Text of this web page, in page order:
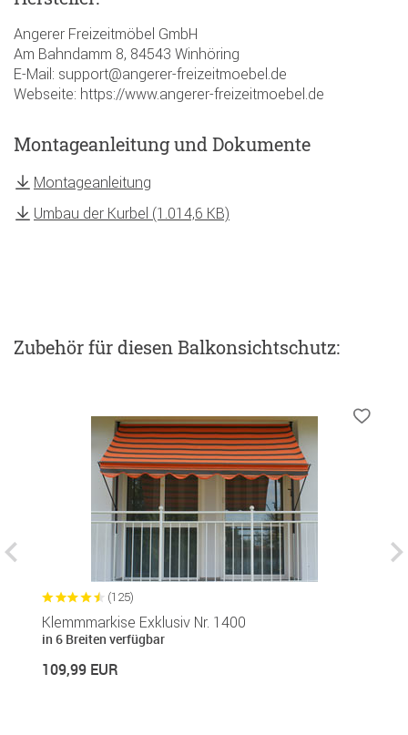
Angerer Freizeitmöbel GmbH
Am Bahndamm 8, 84543 Winhöring
E-Mail: support@angerer-freizeitmoebel.de
Webseite: https://www.angerer-freizeitmoebel.de
Montageanleitung und Dokumente
Montageanleitung
Umbau der Kurbel (1.014,6 KB)
Zubehörfür diesen Balkonsichtschutz:
(125)
Klemmmarkise Exklusiv Nr. 1400
in 6 Breiten verfügbar
109,99 EUR